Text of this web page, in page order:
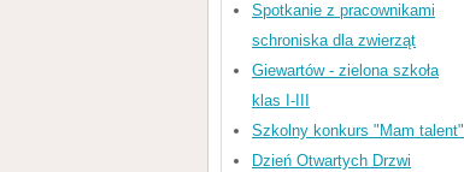
Spotkanie z pracownikami
schroniska dla zwierząt
Giewartów - zielona szkoła
klas I-III
Szkolny konkurs "Mam talent"
Dzień Otwartych Drzwi